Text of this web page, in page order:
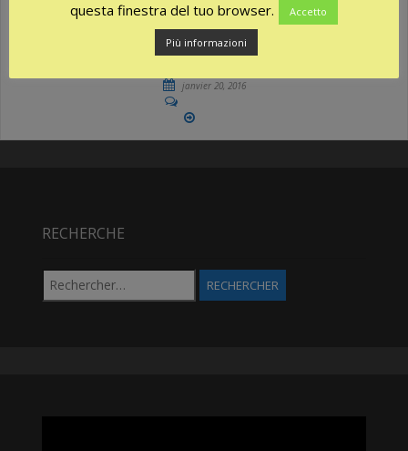
secteur, s’occupe aussi de la gestion d’autre service utile pour
satisfaire toutes les exigences et ainsi garantir des vacances
sans préoccupations.brand cialis overnight
janvier 20, 2016
RECHERCHE
Rechercher :
questa finestra del tuo browser.
Accetto
Più informazioni